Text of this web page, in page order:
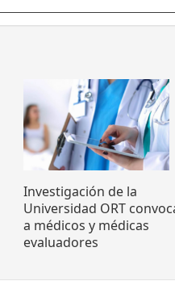
Investigación de la
Universidad ORT
a médicos y médicas
evaluadores